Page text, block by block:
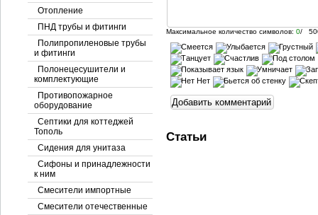
Отопление
ПНД трубы и фитинги
Полипропиленовые трубы
и фитинги
Полонецесушители и
комплектующие
Противопожарное
оборудование
Септики для коттеджей
Тополь
Сидения для унитаза
Сифоны и принадлежности
к ним
Смесители импортные
Смесители отечественные
Максимальное количество символов:0/
Статьи